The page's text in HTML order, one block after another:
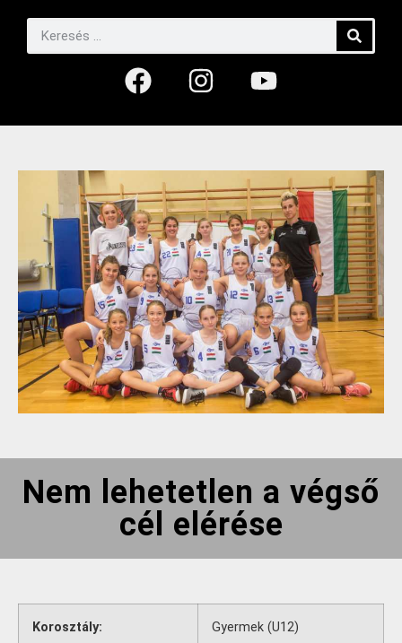
Nem lehetetlen a végső
cél elérése
Korosztály: Gyermek (U12)